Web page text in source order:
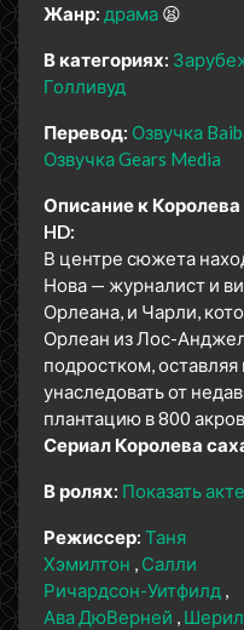
Жанр: драма 😫
В категориях:
Голливуд
Перевод: Озвучка
Озвучка Gears Media
Описание к Королева
HD:
В центре сюжета
Нова — журналист и
Орлеана, и Чарли,
Орлеан из Лос-
подростком,
унаследовать от
плантацию в 800
Сериал Королева
В ролях: Показать
Режиссер: Таня
Хэмилтон
Салли
Ричардсон-Уитфилд
Ава ДюВерней
Шерил